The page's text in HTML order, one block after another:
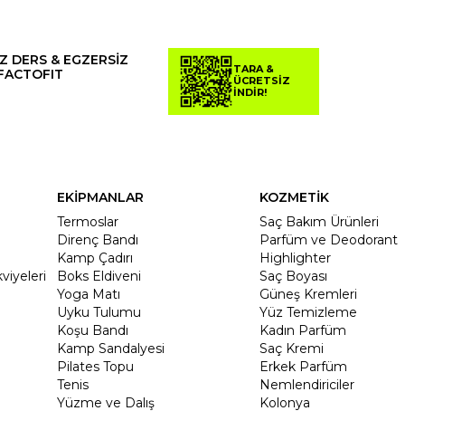
DERS & EGZERSİZ
TARA &
ÜCRETSİZ
İNDİR!
EKİPMANLAR
Termoslar
Direnç Bandı
Kamp Çadırı
Boks Eldiveni
Yoga Matı
Uyku Tulumu
Koşu Bandı
Kamp Sandalyesi
Pilates Topu
Tenis
Yüzme ve Dalış
KOZMETİK
Saç Bakım Ürünleri
Parfüm ve Deodorant
Highlighter
Saç Boyası
Güneş Kremleri
Yüz Temizleme
Kadın Parfüm
Saç Kremi
Erkek Parfüm
Nemlendiriciler
Kolonya